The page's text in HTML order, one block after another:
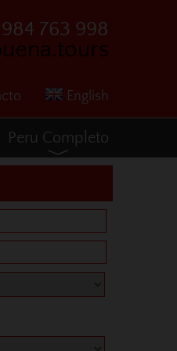
984 763 998
English
Peru Completo